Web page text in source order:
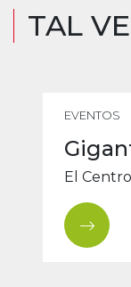
TAL
EVENTOS
El